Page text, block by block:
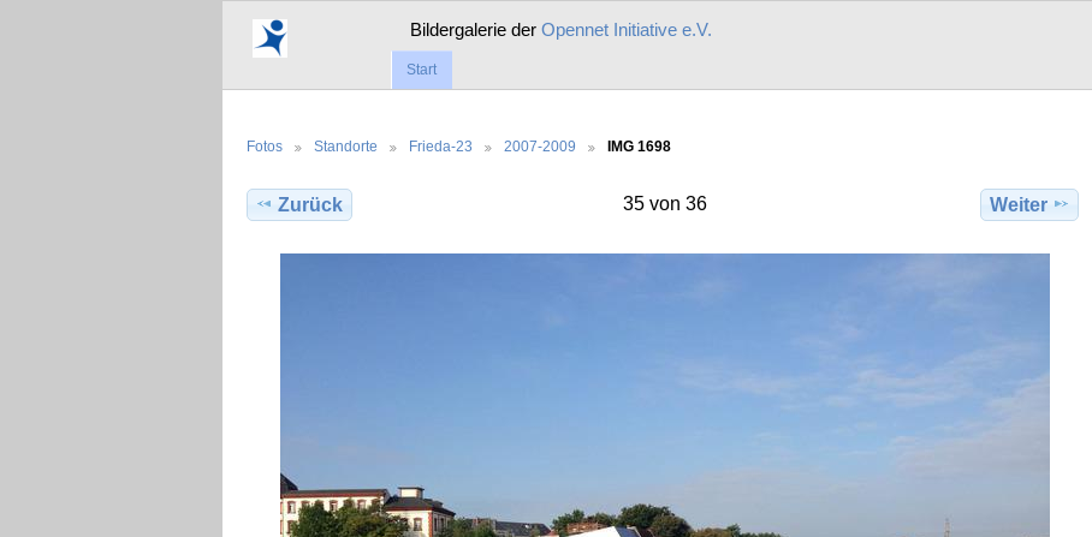
Bildergalerie derOpennet Initiative e.V.
Start
Fotos Standorte Frieda-23 2007-2009 IMG 1698
Zurück 35 von 36 Weiter